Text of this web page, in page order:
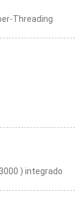
Threading
) integrado